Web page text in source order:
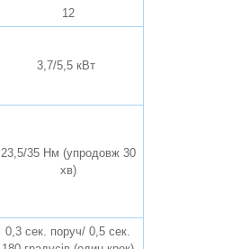
12
3,7/5,5 кВт
23,5/35 Нм (упродовж 30
хв)
0,3 сек. поруч/ 0,5 сек.